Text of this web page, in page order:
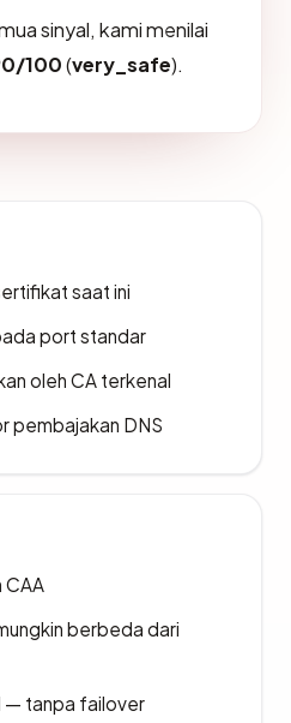
sinyal, kami menilai
100(very_safe).
saat ini
port standar
oleh CA terkenal
pembajakan DNS
CAA
berbeda dari
— tanpa failover